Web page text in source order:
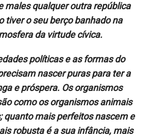
males qualquer outra república
tiver o seu berço banhado na
da virtude cívica.
políticas e as formas do
nascer puras para ter a
e próspera. Os organismos
como os organismos animais
quanto mais perfeitos nascem e
robusta é a sua infância, mais